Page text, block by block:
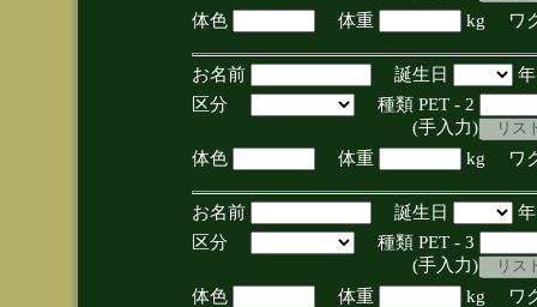
体色
体重 kg ワ
お名前 誕生日
区分
種類 PET - 2
(手入力)
体色
体重 kg ワ
お名前 誕生日
区分
種類 PET - 3
(手入力)
体色
体重 kg ワ